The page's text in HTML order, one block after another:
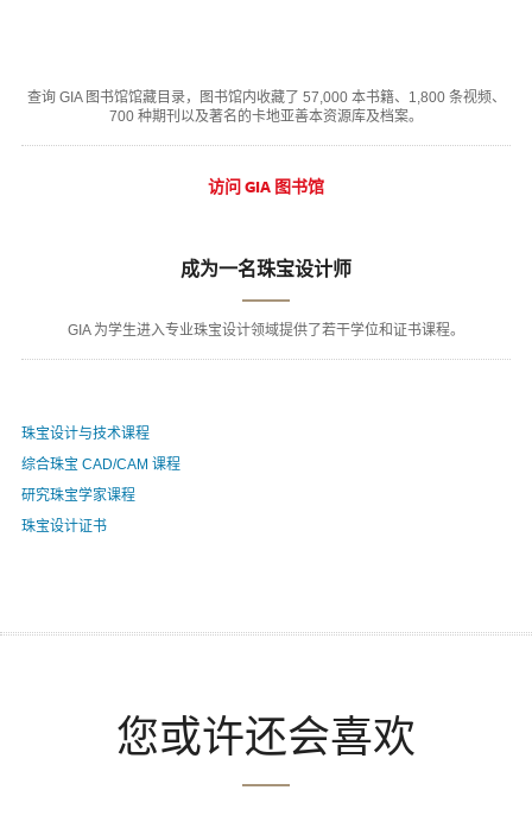
查询 GIA 图书馆馆藏目录，图书馆内收藏了 57,000 本书籍、1,800 条视频、
700 种期刊以及著名的卡地亚善本资源库及档案。
访问 GIA 图书馆
成为一名珠宝设计师
GIA 为学生进入专业珠宝设计领域提供了若干学位和证书课程。
珠宝设计与技术课程
综合珠宝 CAD/CAM 课程
研究珠宝学家课程
珠宝设计证书
您或许还会喜欢